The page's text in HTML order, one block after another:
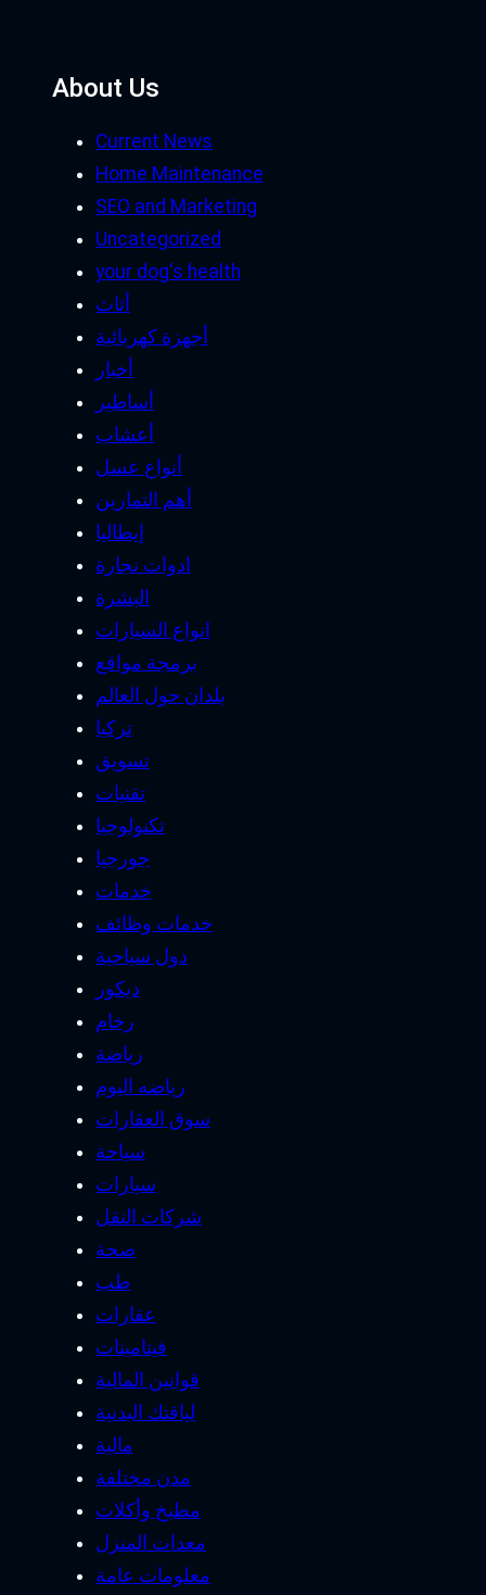
About Us
Current News
Home Maintenance
SEO and Marketing
Uncategorized
your dog's health
أثاث
أجهزة كهربائية
أخبار
أساطير
أعشاب
أنواع عسل
أهم التمارين
إيطاليا
ادوات نجارة
البشرة
انواع السيارات
برمجة مواقع
بلدان حول العالم
تركيا
تسويق
تقنيات
تكنولوجيا
جورجيا
خدمات
خدمات وظائف
دول سياحية
ديكور
رخام
رياضة
رياضه اليوم
سوق العقارات
سياحة
سيارات
شركات النقل
صحة
طب
عقارات
فيتامينات
قوانين المالية
لياقتك البدنية
مالية
مدن مختلفة
مطبخ وأكلات
معدات المنزل
معلومات عامة